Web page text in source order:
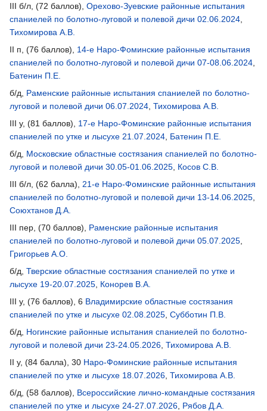
III б/л, (72 баллов), Орехово-Зуевские районные испытания
спаниелей по болотно-луговой и полевой дичи 02.06.2024
Тихомирова А.В.
II п, (76 баллов), 14-е Наро-Фоминские районные испытания
спаниелей по болотно-луговой и полевой дичи 07-08.06.2024
Батенин П.Е.
б/д, Раменские районные испытания спаниелей по болотно-
луговой и полевой дичи 06.07.2024 Тихомирова А.В.
III у, (81 баллов), 17-е Наро-Фоминские районные испытания
спаниелей по утке и лысухе 21.07.2024 Батенин П.Е.
б/д, Московские областные состязания спаниелей по болотно-
луговой и полевой дичи 30.05-01.06.2025 Косов С.В.
III б/л, (62 балла), 21-е Наро-Фоминские районные испытания
спаниелей по болотно-луговой и полевой дичи 13-14.06.2025
Союхтанов Д.А.
III пер, (70 баллов), Раменские районные испытания
спаниелей по болотно-луговой и полевой дичи 05.07.2025
Григорьев А.О.
б/д, Тверские областные состязания спаниелей по утке и
лысухе 19-20.07.2025 Конорев В.А.
III у, (76 баллов), 6 Владимирские областные состязания
спаниелей по утке и лысухе 02.08.2025 Субботин П.В.
б/д, Ногинские районные испытания спаниелей по болотно-
луговой и полевой дичи 23-24.05.2026 Тихомирова А.В.
II у, (84 балла), 30 Наро-Фоминские районные испытания
спаниелей по утке и лысухе 18.07.2026 Тихомирова А.В.
б/д, (58 баллов), Всероссийские лично-командные состязания
спаниелей по утке и лысухе 24-27.07.2026 Рябов Д.А.